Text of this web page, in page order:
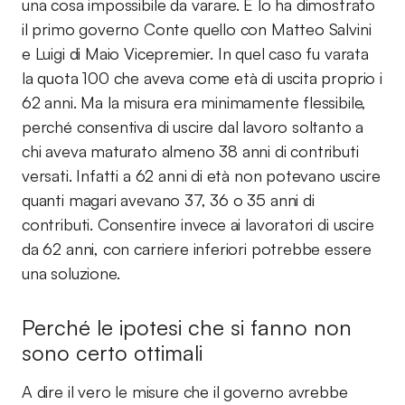
una cosa impossibile da varare. E lo ha dimostrato
il primo governo Conte quello con Matteo Salvini
e Luigi di Maio Vicepremier. In quel caso fu varata
la quota 100 che aveva come età di uscita proprio i
62 anni. Ma la misura era minimamente flessibile,
perché consentiva di uscire dal lavoro soltanto a
chi aveva maturato almeno 38 anni di contributi
versati. Infatti a 62 anni di età non potevano uscire
quanti magari avevano 37, 36 o 35 anni di
contributi. Consentire invece ai lavoratori di uscire
da 62 anni, con carriere inferiori potrebbe essere
una soluzione.
Perché le ipotesi che si fanno non
sono certo ottimali
A dire il vero le misure che il governo avrebbe